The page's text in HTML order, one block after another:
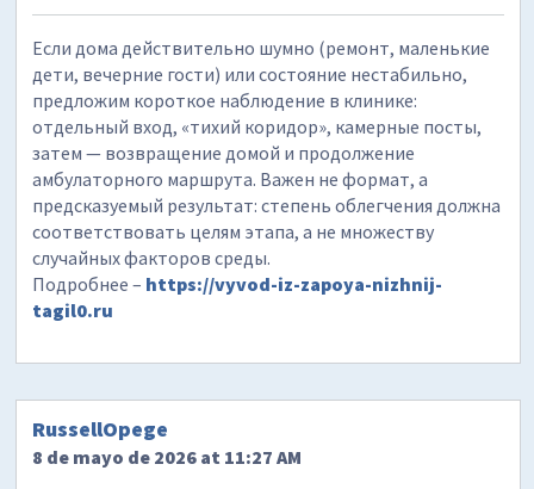
Если дома действительно шумно (ремонт, маленькие
дети, вечерние гости) или состояние нестабильно,
предложим короткое наблюдение в клинике:
отдельный вход, «тихий коридор», камерные посты,
затем — возвращение домой и продолжение
амбулаторного маршрута. Важен не формат, а
предсказуемый результат: степень облегчения должна
соответствовать целям этапа, а не множеству
случайных факторов среды.
Подробнее – https://vyvod-iz-zapoya-nizhnij-
tagil0.ru
RussellOpege
8 de mayo de 2026 at 11:27 AM